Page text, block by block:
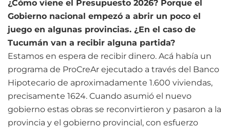
¿Cómo viene el Presupuesto 2026? Porque el
Gobierno nacional empezó a abrir un poco el
juego en algunas provincias. ¿En el caso de
Tucumán van a recibir alguna partida?
Estamos en espera de recibir dinero. Acá había un
programa de ProCreAr ejecutado a través del Banco
Hipotecario de aproximadamente 1.600 viviendas,
precisamente 1624. Cuando asumió el nuevo
gobierno estas obras se reconvirtieron y pasaron a la
provincia y el gobierno provincial, con esfuerzo